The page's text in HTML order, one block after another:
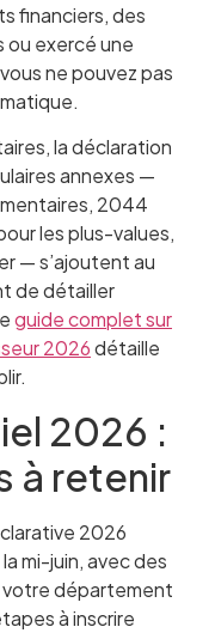
financiers, des
ou exercé une
ne pouvez pas
la déclaration
annexes —
2044
les plus-values,
— s’ajoutent au
de détailler
guide complet sur
2026détaille
2026 :
à retenir
2026
mi-juin, avec des
département
à inscrire